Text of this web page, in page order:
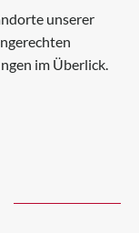
unserer
im Überlick.